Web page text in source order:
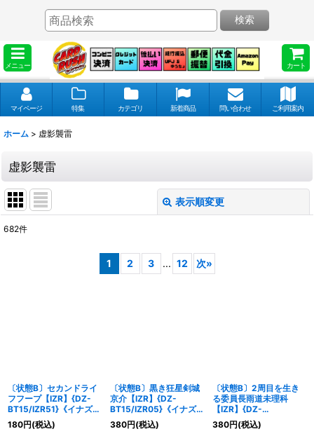
メニュー カート
検索
マイページ 特集 カテゴリ 新着商品 問い合わせ ご利用案内
ホーム > 虚影襲雷
虚影襲雷
表示順変更
682件
1 2 3 ... 12 次»
〔状態B〕セカンドライ
フフープ【IZR】{DZ-
BT15/IZR51}《イナズマ
イレブン》
180円(税込)
〔状態B〕黒き狂星剣城
京介【IZR】{DZ-
BT15/IZR05}《イナズ
マイレブン》
380円(税込)
〔状態B〕2周目を生き
る委員長雨道未理科
【IZR】{DZ-
BT15/IZR15}《イナズマ
イレブン》
380円(税込)